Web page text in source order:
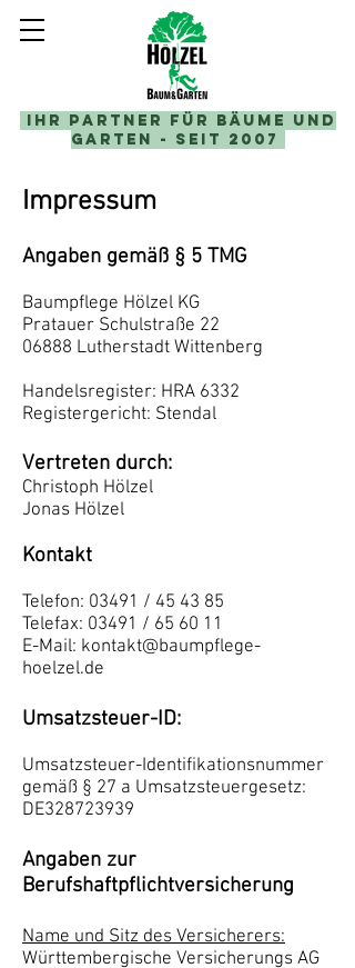
Ihr Partner für Bäume und
Garten - seit 2007
Impressum
Angaben gemäß § 5 TMG
Baumpflege Hölzel KG
Pratauer Schulstraße 22
06888 Lutherstadt Wittenberg
Handelsregister: HRA 6332
Registergericht: Stendal
Vertreten durch:
Christoph Hölzel
Jonas Hölzel
Kontakt
Telefon: 03491 / 45 43 85
Telefax: 03491 / 65 60 11
E-Mail: kontakt@baumpflege-
hoelzel.de
Umsatzsteuer-ID:
Umsatzsteuer-Identifikationsnummer
gemäß § 27 a Umsatzsteuergesetz:
DE328723939
Angaben zur
Berufshaftpflichtversicherung
Name und Sitz des Versicherers:
Württembergische Versicherungs AG